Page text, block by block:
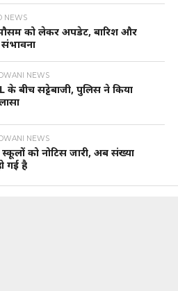
NEWS
को लेकर अपडेट, बारिश और
NEWS
के बीच सट्टेबाजी, पुलिस ने किया
NEWS
स्कूलों को नोटिस जारी, अब संख्या
गई है